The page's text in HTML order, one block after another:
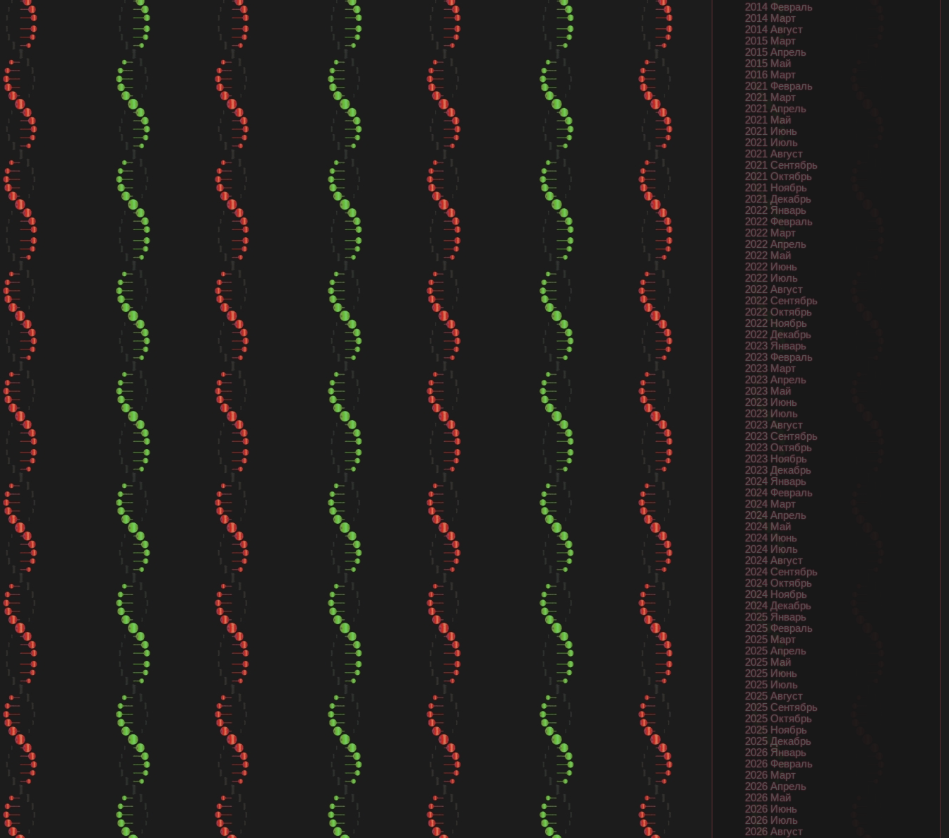
2014 Февраль
2014 Март
2014 Август
2015 Март
2015 Апрель
2015 Май
2016 Март
2021 Февраль
2021 Март
2021 Апрель
2021 Май
2021 Июнь
2021 Июль
2021 Август
2021 Сентябрь
2021 Октябрь
2021 Ноябрь
2021 Декабрь
2022 Январь
2022 Февраль
2022 Март
2022 Апрель
2022 Май
2022 Июнь
2022 Июль
2022 Август
2022 Сентябрь
2022 Октябрь
2022 Ноябрь
2022 Декабрь
2023 Январь
2023 Февраль
2023 Март
2023 Апрель
2023 Май
2023 Июнь
2023 Июль
2023 Август
2023 Сентябрь
2023 Октябрь
2023 Ноябрь
2023 Декабрь
2024 Январь
2024 Февраль
2024 Март
2024 Апрель
2024 Май
2024 Июнь
2024 Июль
2024 Август
2024 Сентябрь
2024 Октябрь
2024 Ноябрь
2024 Декабрь
2025 Январь
2025 Февраль
2025 Март
2025 Апрель
2025 Май
2025 Июнь
2025 Июль
2025 Август
2025 Сентябрь
2025 Октябрь
2025 Ноябрь
2025 Декабрь
2026 Январь
2026 Февраль
2026 Март
2026 Апрель
2026 Май
2026 Июнь
2026 Июль
2026 Август